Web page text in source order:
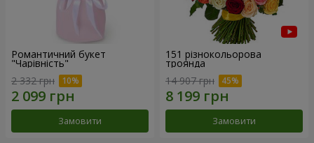
Романтичний букет
"Чарівність"
2 332 грн
Замовити
151 різнокольорова
троянда
14 907 грн
Замовити